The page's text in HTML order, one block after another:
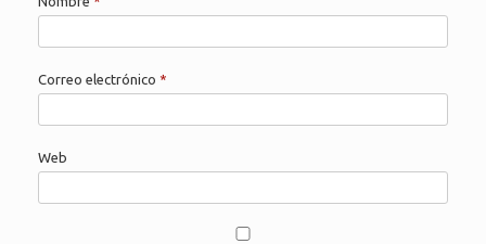
Correo electrónico *
Web